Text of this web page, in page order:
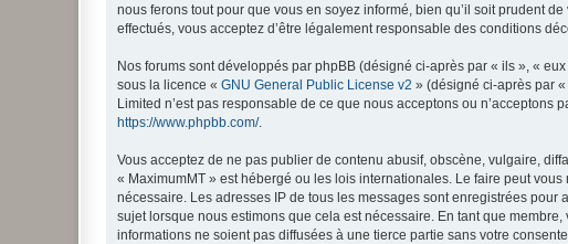
nous ferons tout pour que vous en soyez informé, bien qu’il soit prudent
effectués, vous acceptez d’être légalement responsable des conditions
Nos forums sont développés par phpBB (désigné ci-après par « ils », «
sous la licence « GNU General Public License v2 » (désigné ci-après par
Limited n’est pas responsable de ce que nous acceptons ou
https://www.phpbb.com/.
Vous acceptez de ne pas publier de contenu abusif, obscène, vulgaire,
« MaximumMT » est hébergé ou les lois internationales. Le faire peut
nécessaire. Les adresses IP de tous les messages sont enregistrées
sujet lorsque nous estimons que cela est nécessaire. En tant que
informations ne soient pas diffusées à une tierce partie sans votre